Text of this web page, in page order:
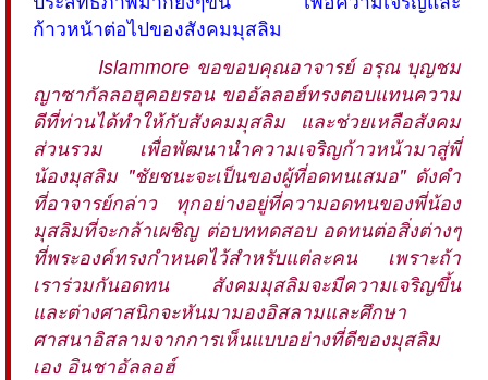
ก้าวหน้าต่อไปของสังคมมุสลิม
Islammore ขอขอบคุณอาจารย์ อรุณ บุญชม
ญาซากัลลอฮุคอยรอน ขออัลลอฮ์ทรงตอบแทนความ
ดีที่ท่านได้ทำให้กับสังคมมุสลิม และช่วยเหลือสังคม
ส่วนรวม เพื่อพัฒนานำความเจริญก้าวหน้ามาสู่พี่
น้องมุสลิม "ชัยชนะจะเป็นของผู้ที่อดทนเสมอ" ดังคำ
ที่อาจารย์กล่าว ทุกอย่างอยู่ที่ความอดทนของพี่น้อง
มุสลิมที่จะกล้าเผชิญ ต่อบททดสอบ อดทนต่อสิ่งต่างๆ
ที่พระองค์ทรงกำหนดไว้สำหรับแต่ละคน เพราะถ้า
เราร่วมกันอดทน สังคมมุสลิมจะมีความเจริญขึ้น
และต่างศาสนิกจะหันมามองอิสลามและศึกษา
ศาสนาอิสลามจากการเห็นแบบอย่างที่ดีของมุสลิม
เอง อินชาอัลลอฮ์